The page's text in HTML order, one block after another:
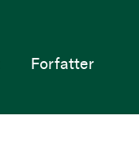
Forfatter